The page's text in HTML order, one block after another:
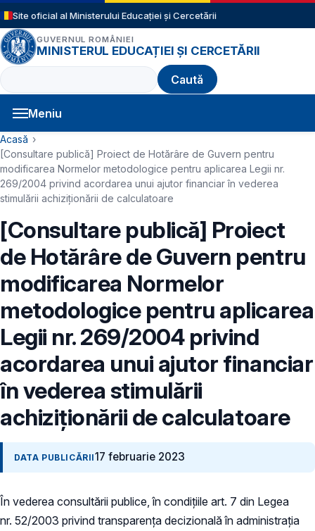
Sari la conținutul principal
Site oficial al Ministerului Educației și Cercetării
GUVERNUL ROMÂNIEI
MINISTERUL EDUCAȚIEI ȘI CERCETĂRII
Caută
Meniu
Navigație principală
Cale de navigare
Acasă
[Consultare publică] Proiect de Hotărâre de Guvern pentru
modificarea Normelor metodologice pentru aplicarea Legii nr.
269/2004 privind acordarea unui ajutor financiar în vederea
stimulării achiziționării de calculatoare
[Consultare publică] Proiect
de Hotărâre de Guvern pentru
modificarea Normelor
metodologice pentru aplicarea
Legii nr. 269/2004 privind
acordarea unui ajutor financiar
în vederea stimulării
achiziționării de calculatoare
DATA PUBLICĂRII17 februarie 2023
În vederea consultării publice, în condiţiile art. 7 din Legea
nr. 52/2003 privind transparenţa decizională în administraţia